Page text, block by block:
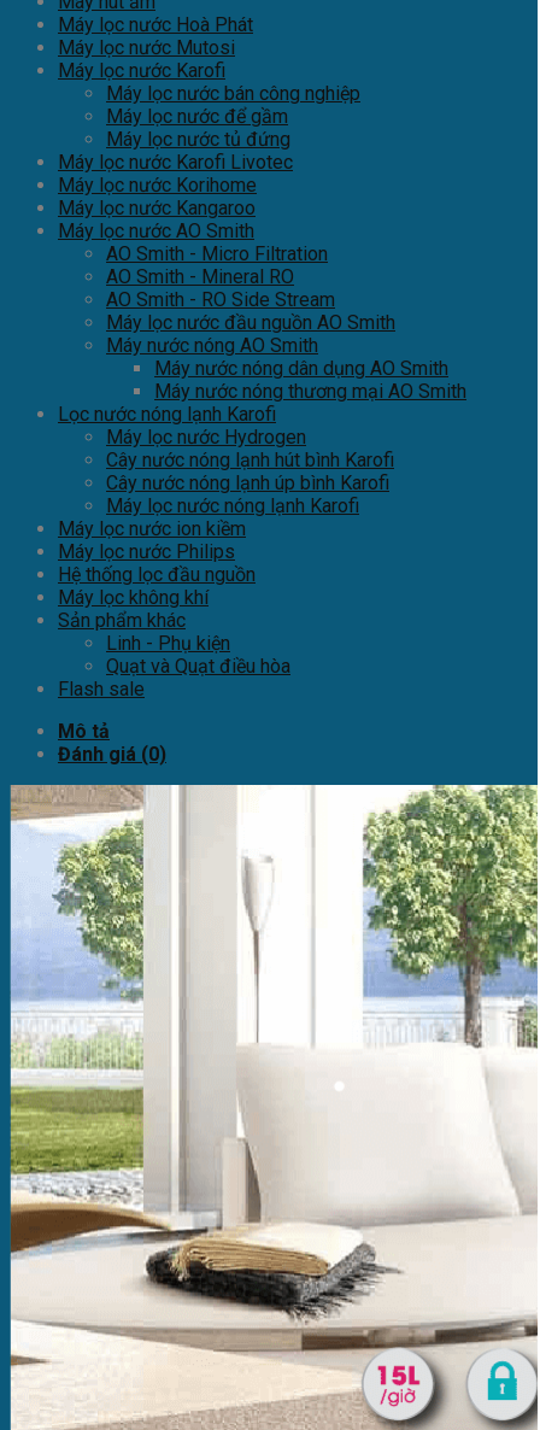
Máy lọc nước Hoà Phát
Máy lọc nước Mutosi
Máy lọc nước Karofi
Máy lọc nước bán công nghiệp
Máy lọc nước để gầm
Máy lọc nước tủ đứng
Máy lọc nước Karofi Livotec
Máy lọc nước Korihome
Máy lọc nước Kangaroo
Máy lọc nước AO Smith
AO Smith - Micro Filtration
AO Smith - Mineral RO
AO Smith - RO Side Stream
Máy lọc nước đầu nguồn AO Smith
Máy nước nóng AO Smith
Máy nước nóng dân dụng AO Smith
Máy nước nóng thương mại AO Smith
Lọc nước nóng lạnh Karofi
Máy lọc nước Hydrogen
Cây nước nóng lạnh hút bình Karofi
Cây nước nóng lạnh úp bình Karofi
Máy lọc nước nóng lạnh Karofi
Máy lọc nước ion kiềm
Máy lọc nước Philips
Hệ thống lọc đầu nguồn
Máy lọc không khí
Sản phẩm khác
Linh - Phụ kiện
Quạt và Quạt điều hòa
Flash sale
Mô tả
Đánh giá (0)